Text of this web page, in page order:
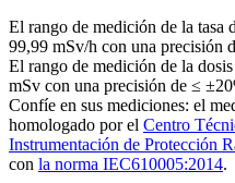
El rango de medición de la tasa
99,99 mSv/h con una precisión
El rango de medición de la
mSv con una precisión de ≤
Confíe en sus mediciones: el
homologado por el Centro
Instrumentación de Protección
con la norma IEC610005:2014.